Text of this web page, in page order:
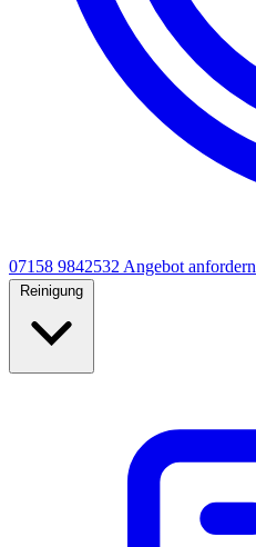
07158 9842532 Angebot anfordern